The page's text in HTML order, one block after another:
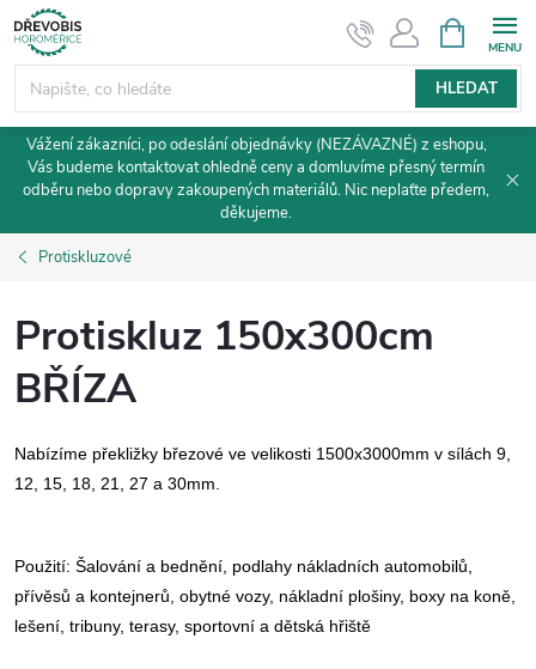
Přejít
na
obsah
HLEDAT
NÁKUPNÍ
KOŠÍK
Vážení zákazníci, po odeslání objednávky (NEZÁVAZNÉ) z eshopu,
Vás budeme kontaktovat ohledně ceny a domluvíme přesný termín
odběru nebo dopravy zakoupených materiálů. Nic neplaťte předem,
děkujeme.
Protiskluzové
Protiskluz 150x300cm
BŘÍZA
Nabízíme překližky březové ve velikosti 1500x3000mm v sílách 9,
12, 15, 18, 21, 27 a 30mm.
Použití: Šalování a bednění, podlahy nákladních automobilů,
přívěsů a kontejnerů, obytné vozy, nákladní plošiny, boxy na koně,
lešení, tribuny, terasy, sportovní a dětská hřiště